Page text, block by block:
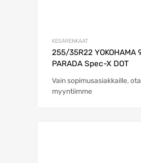
KESÄRENKAAT
255/35R22 YOKOHAMA
PARADA Spec-X DOT
Vain sopimusasiakkaille,
myyntiimme